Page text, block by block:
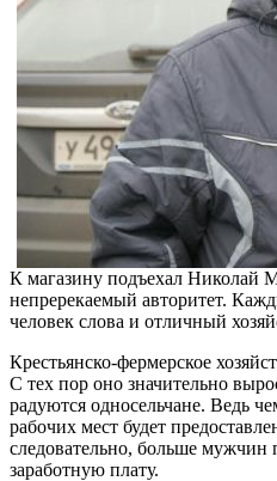
К магазину подъехал Николай
непререкаемый авторитет.
человек слова и отличный
Крестьянско-фермерское
С тех пор оно значительно
радуются односельчане. Ведь
рабочих мест будет
следовательно, больше
заработную плату.